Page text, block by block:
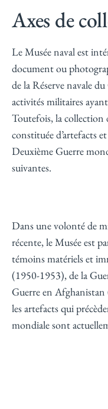
Axes de
Le Musée naval est
document ou
de la Réserve navale
activités militaires
Toutefois, la collection
constituée d’artefacts
Deuxième Guerre
suivantes.
Dans une volonté de
récente, le Musée est
témoins matériels et
(1950-1953), de la
Guerre en
les artefacts qui
mondiale sont